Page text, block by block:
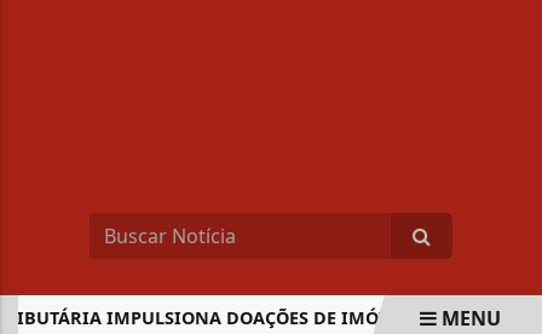
IMPULSIONA DOAÇÕES DE IMÓVEIS A HERDEIROS
MENU